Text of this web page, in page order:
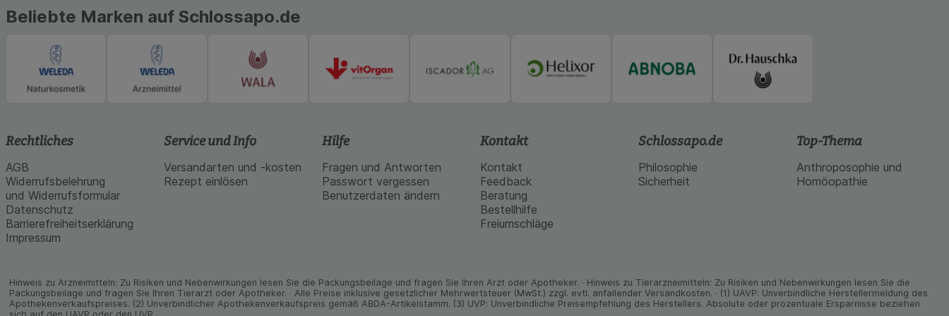
Beliebte Marken auf Schlossapo.de
Rechtliches
AGB
Widerrufsbelehrung
und Widerrufsformular
Datenschutz
Barrierefreiheitserklärung
Impressum
Service und Info
Versandarten und -kosten
Rezept einlösen
Hilfe
Fragen und Antworten
Passwort vergessen
Benutzerdaten ändern
Kontakt
Kontakt
Feedback
Beratung
Bestellhilfe
Freiumschläge
Schlossapo.de
Philosophie
Sicherheit
Top-Thema
Anthroposophie und
Homöopathie
Hinweis zu Arzneimitteln: Zu Risiken und Neben­wirkungen lesen Sie die Packungs­beilage und fragen Sie Ihren Arzt oder Apo­theker. · Hinweis zu Tier­arz­nei­mitteln: Zu Risiken und Neben­wirkungen lesen Sie die
Packungs­beilage und fragen Sie Ihren Tier­arzt oder Apo­theker. · Alle Preise inklusive gesetz­licher Mehrwertsteuer (MwSt.) zzgl. evtl. anfallender Versand­kosten. · (1) UAVP: Unverbindliche Herstellermeldung des
Apothekenverkaufspreises. (2) Unverbindlicher Apothekenverkaufspreis gemäß ABDA-Artikelstamm. (3) UVP: Unverbindliche Preisempfehlung des Herstellers. Absolute oder prozentuale Ersparnisse beziehen